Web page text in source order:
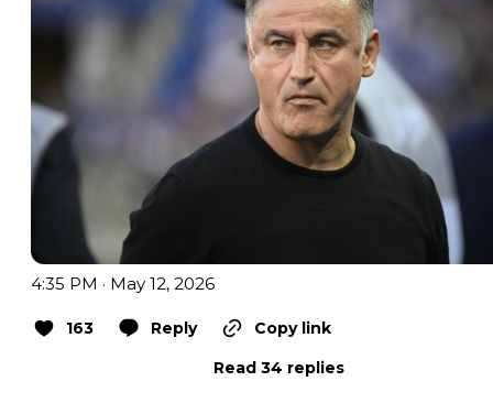
4:35 PM · May 12, 2026
163 Reply
Copy link
Read 34 replies